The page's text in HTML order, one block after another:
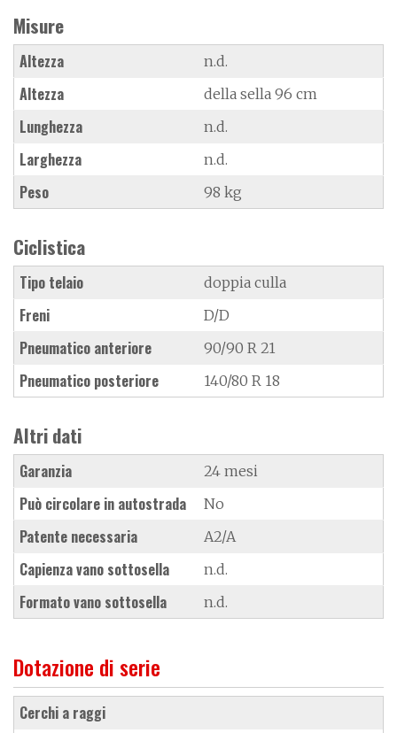
Misure
Altezza n.d.
Altezza della sella 96 cm
Lunghezza n.d.
Larghezza n.d.
Peso 98 kg
Ciclistica
Tipo telaio doppia culla
Freni D/D
Pneumatico anteriore 90/90 R 21
Pneumatico posteriore 140/80 R 18
Altri dati
Garanzia 24 mesi
Può circolare in autostrada No
Patente necessaria A2/A
Capienza vano sottosella n.d.
Formato vano sottosella n.d.
Dotazione di serie
cerchi a raggi